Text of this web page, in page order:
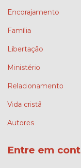
Encorajamento
Família
Libertação
Ministério
Relacionamento
Vida cristã
Autores
Entre em